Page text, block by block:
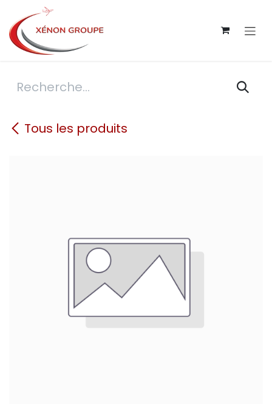
Se rendre au contenu
Tous les produits